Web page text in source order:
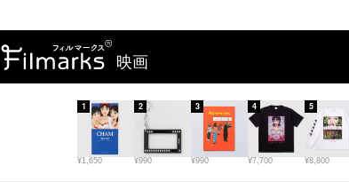
映画
¥1,650
1
¥990
2
¥990
3
¥7,700
4
¥8,800
5